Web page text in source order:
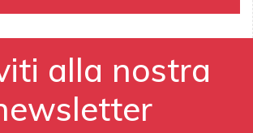
alla nostra